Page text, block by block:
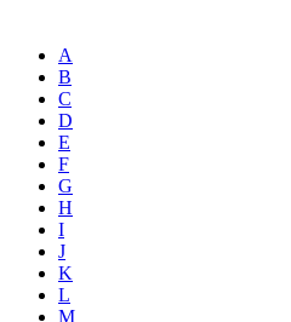
A
B
C
D
E
F
G
H
I
J
K
L
M